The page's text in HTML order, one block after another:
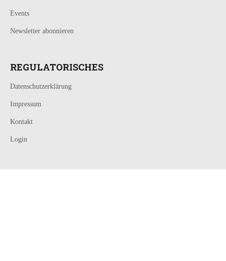
Events
Newsletter abonnieren
REGULATORISCHES
Datenschutzerklärung
Impressum
Kontakt
Login